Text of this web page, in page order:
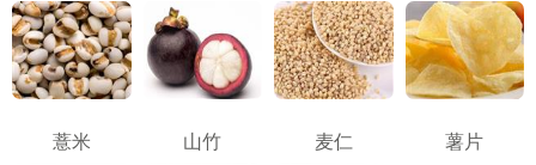
薏米 山竹 麦仁 薯片